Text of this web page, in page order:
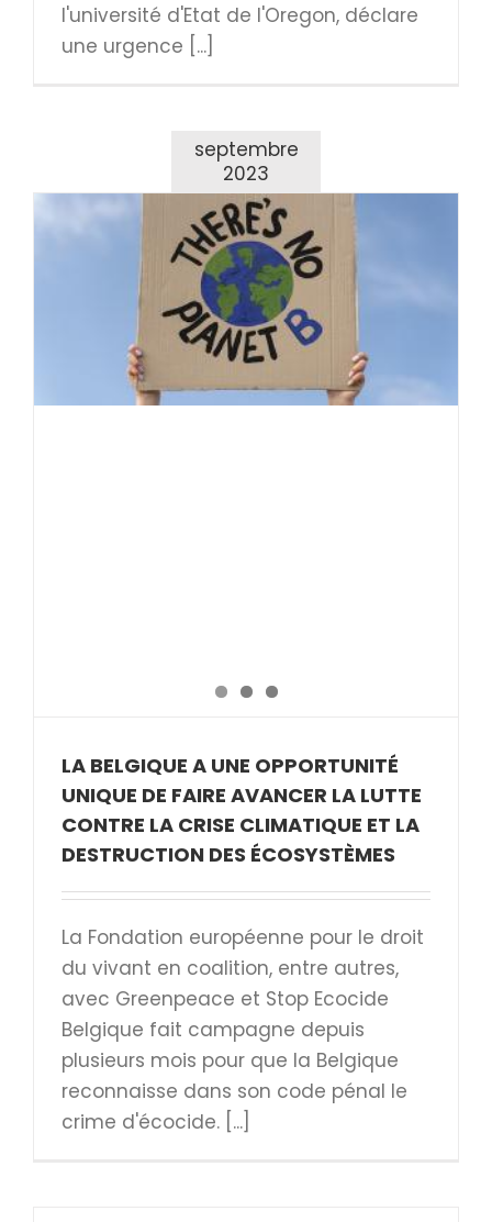
l'université d'Etat de l'Oregon, déclare
une urgence [...]
septembre
2023
LA BELGIQUE A UNE OPPORTUNITÉ
UNIQUE DE FAIRE AVANCER LA LUTTE
CONTRE LA CRISE CLIMATIQUE ET LA
DESTRUCTION DES ÉCOSYSTÈMES
La Fondation européenne pour le droit
du vivant en coalition, entre autres,
avec Greenpeace et Stop Ecocide
Belgique fait campagne depuis
plusieurs mois pour que la Belgique
reconnaisse dans son code pénal le
crime d'écocide. [...]